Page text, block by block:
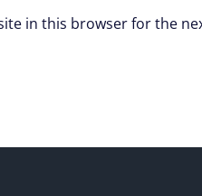
in this browser for the